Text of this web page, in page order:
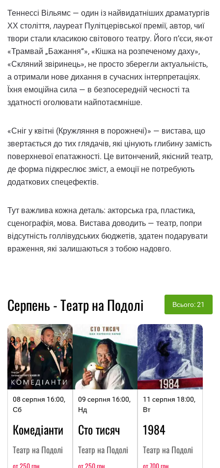
Теннессі Вільямс — один із найвидатніших драматургів
ХХ століття, лауреат Пулітцерівської премії, автор, чиї
твори стали класикою світового театру. Його п’єси, як-от
«Трамвай „Бажання“», «Кішка на розпеченому даху»,
«Скляний звіринець», не просто зберегли актуальність,
а отримали нове дихання в сучасних інтерпретаціях.
Їхня емоційна сила — в безпосередній чесності та
здатності оголювати найпотаємніше.
«Сніг у квітні (Кружляння в порожнечі)» — вистава, що
звертається до тих глядачів, які цінують глибину замість
поверхневої епатажності. Це витончений, якісний театр,
де форма підкреслює зміст, а емоції не потребують
додаткових спецефектів.
Тут важлива кожна деталь: акторська гра, пластика,
сценографія, мова. Вистава доводить — театр, попри
відсутність голлівудських бюджетів, здатен подарувати
враження, які залишаються з тобою надовго.
Серпень - Театр на Подолі Всього: 21
08 серпня 16:00,
Сб
Комедіанти
Театр на Подолі
от 250 грн
09 серпня 16:00,
Нд
Сто тисяч
Театр на Подолі
от 250 грн
11 серпня 18:00,
Вт
1984
Театр на Подолі
от 700 грн